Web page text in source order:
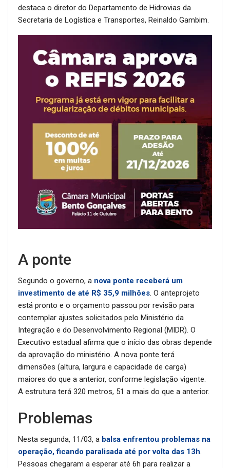
destaca o diretor do Departamento de Hidrovias da
Secretaria de Logística e Transportes, Reinaldo Gambim.
A ponte
Segundo o governo, a nova ponte receberá um
investimento de até R$ 35,9 milhões. O anteprojeto
está pronto e o orçamento passou por revisão para
contemplar ajustes solicitados pelo Ministério da
Integração e do Desenvolvimento Regional (MIDR). O
Executivo estadual afirma que o início das obras depende
da aprovação do ministério. A nova ponte terá
dimensões (altura, largura e capacidade de carga)
maiores do que a anterior, conforme legislação vigente.
A estrutura terá 320 metros, 51 a mais do que a anterior.
Problemas
Nesta segunda, 11/03, a balsa enfrentou problemas na
operação, ficando paralisada até por volta das 13h.
Pessoas chegaram a esperar até 6h para realizar a